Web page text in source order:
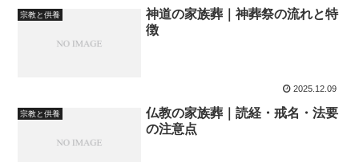
宗教と供養
神道の家族葬｜神葬祭の流れと特
徴
2025.12.09
宗教と供養
仏教の家族葬｜読経・戒名・法要
の注意点